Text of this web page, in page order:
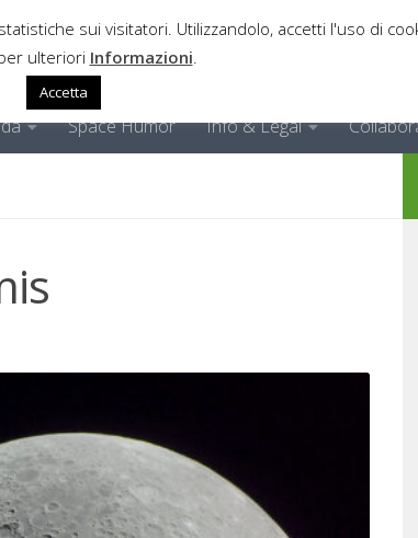
Space Humor Info & Legal
sui visitatori. Utilizzandolo, accetti l'uso di
ulteriori Informazioni
Accetta